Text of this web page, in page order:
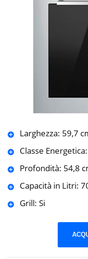
Larghezza: 59,7
Classe
Profondità: 54,8
Capacità in Litri:
Grill: Si